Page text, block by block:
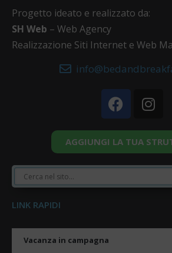
Progetto ideato e realizzato da:
SH Web – Web Agency
Realizzazione Siti Internet e Web
AGGIUNGI LA TUA
LINK RAPIDI
Vacanza in campagna